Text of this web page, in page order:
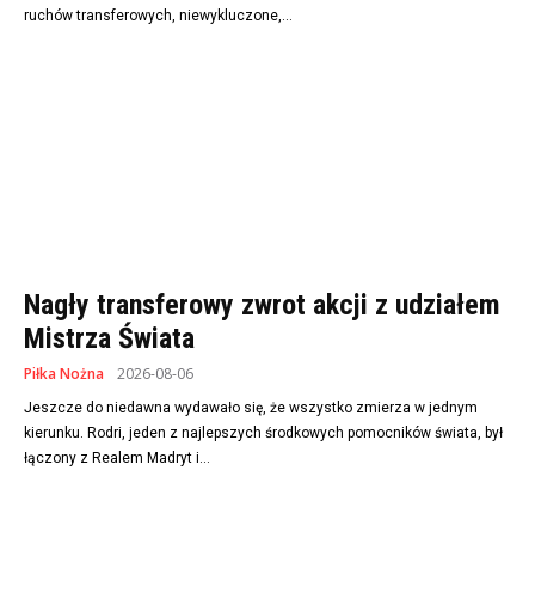
ruchów transferowych, niewykluczone,...
Nagły transferowy zwrot akcji z udziałem
Mistrza Świata
Piłka Nożna 2026-08-06
Jeszcze do niedawna wydawało się, że wszystko zmierza w jednym
kierunku. Rodri, jeden z najlepszych środkowych pomocników świata, był
łączony z Realem Madryt i...